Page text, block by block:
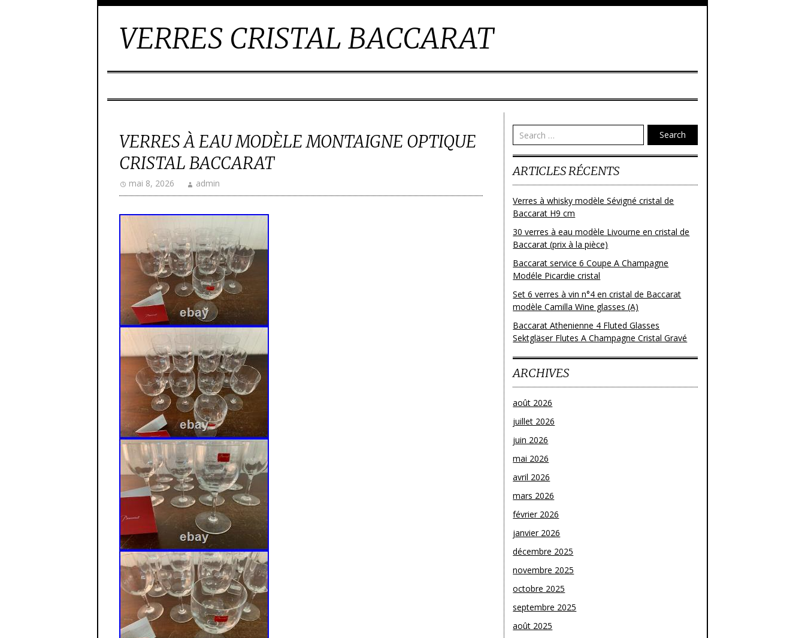
VERRES CRISTAL BACCARAT
VERRES À EAU MODÈLE MONTAIGNE OPTIQUE
CRISTAL BACCARAT
mai 8, 2026 admin
Search
ARTICLES RÉCENTS
Verres à whisky modèle Sévigné cristal de
Baccarat H9 cm
30 verres à eau modèle Livourne en cristal de
Baccarat (prix à la pièce)
Baccarat service 6 Coupe A Champagne
Modéle Picardie cristal
Set 6 verres à vin n°4 en cristal de Baccarat
modèle Camilla Wine glasses (A)
Baccarat Athenienne 4 Fluted Glasses
Sektgläser Flutes A Champagne Cristal Gravé
ARCHIVES
août 2026
juillet 2026
juin 2026
mai 2026
avril 2026
mars 2026
février 2026
janvier 2026
décembre 2025
novembre 2025
octobre 2025
septembre 2025
août 2025